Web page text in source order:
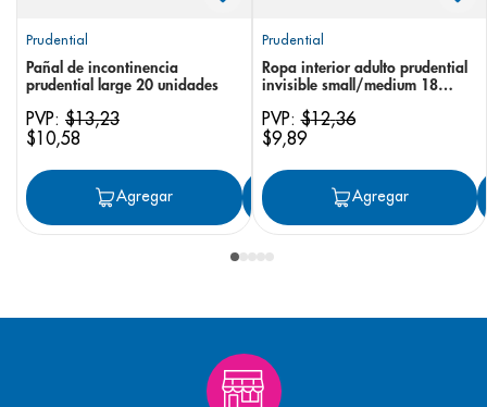
Prudential
Pañal de incontinencia
prudential large 20 unidades
PVP: $13,23
$10,58
Agregar Agregar
Prudential
Ropa interior adulto prudential
invisible small/medium 18
PVP:$12,36
$9,89
Agregar